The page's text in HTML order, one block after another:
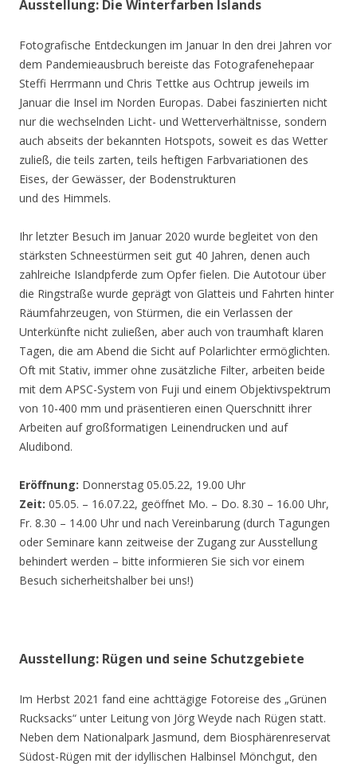
Ausstellung: Die Winterfarben Islands
Fotografische Entdeckungen im Januar In den drei Jahren vor
dem Pandemieausbruch bereiste das Fotografenehepaar
Steffi Herrmann und Chris Tettke aus Ochtrup jeweils im
Januar die Insel im Norden Europas. Dabei faszinierten nicht
nur die wechselnden Licht- und Wetterverhältnisse, sondern
auch abseits der bekannten Hotspots, soweit es das Wetter
zuließ, die teils zarten, teils heftigen Farbvariationen des
Eises, der Gewässer, der Bodenstrukturen
und des Himmels.
Ihr letzter Besuch im Januar 2020 wurde begleitet von den
stärksten Schneestürmen seit gut 40 Jahren, denen auch
zahlreiche Islandpferde zum Opfer fielen. Die Autotour über
die Ringstraße wurde geprägt von Glatteis und Fahrten hinter
Räumfahrzeugen, von Stürmen, die ein Verlassen der
Unterkünfte nicht zuließen, aber auch von traumhaft klaren
Tagen, die am Abend die Sicht auf Polarlichter ermöglichten.
Oft mit Stativ, immer ohne zusätzliche Filter, arbeiten beide
mit dem APSC-System von Fuji und einem Objektivspektrum
von 10-400 mm und präsentieren einen Querschnitt ihrer
Arbeiten auf großformatigen Leinendrucken und auf
Aludibond.
Eröffnung: Donnerstag 05.05.22, 19.00 Uhr
Zeit: 05.05. – 16.07.22, geöffnet Mo. – Do. 8.30 – 16.00 Uhr,
Fr. 8.30 – 14.00 Uhr und nach Vereinbarung (durch Tagungen
oder Seminare kann zeitweise der Zugang zur Ausstellung
behindert werden – bitte informieren Sie sich vor einem
Besuch sicherheitshalber bei uns!)
Ausstellung: Rügen und seine Schutzgebiete
Im Herbst 2021 fand eine achttägige Fotoreise des „Grünen
Rucksacks“ unter Leitung von Jörg Weyde nach Rügen statt.
Neben dem Nationalpark Jasmund, dem Biosphärenreservat
Südost-Rügen mit der idyllischen Halbinsel Mönchgut, den